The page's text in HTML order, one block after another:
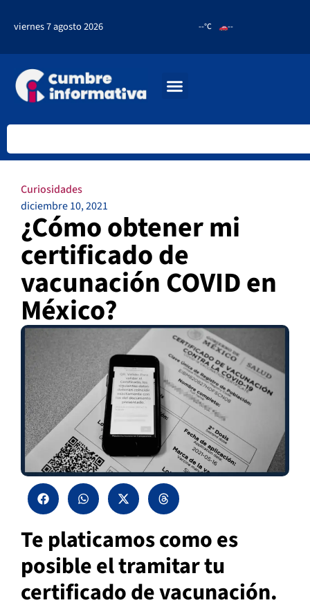
viernes 7 agosto 2026 --°C --
Curiosidades
diciembre 10, 2021
¿Cómo obtener mi
certificado de
vacunación COVID en
México?
Te platicamos como es
posible el tramitar tu
certificado de vacunación.